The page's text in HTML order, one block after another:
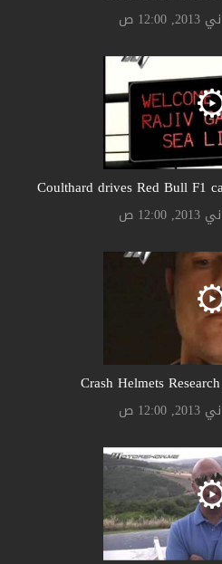
Coulthard drives Red Bull F1
Crash Helmets